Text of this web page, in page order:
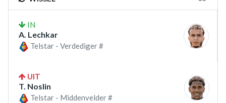
IN
A. Lechkar
Telstar - Verdediger #
UIT
T. Noslin
Telstar - Middenvelder #